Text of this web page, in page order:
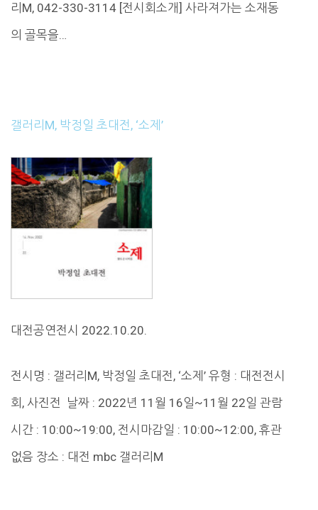
리M, 042-330-3114 [전시회소개] 사라져가는 소재동
의 골목을…
갤러리M, 박정일 초대전, ‘소제’
대전공연전시 2022.10.20.
전시명 : 갤러리M, 박정일 초대전, ‘소제’ 유형 : 대전전시
회, 사진전 날짜 : 2022년 11월 16일~11월 22일 관람
시간 : 10:00~19:00, 전시마감일 : 10:00~12:00, 휴관
없음 장소 : 대전 mbc 갤러리M